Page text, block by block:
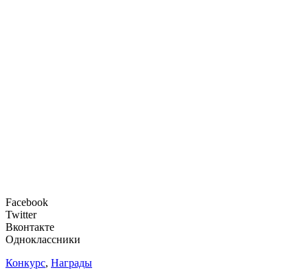
Facebook
Twitter
Вконтакте
Одноклассники
Конкурс, Награды